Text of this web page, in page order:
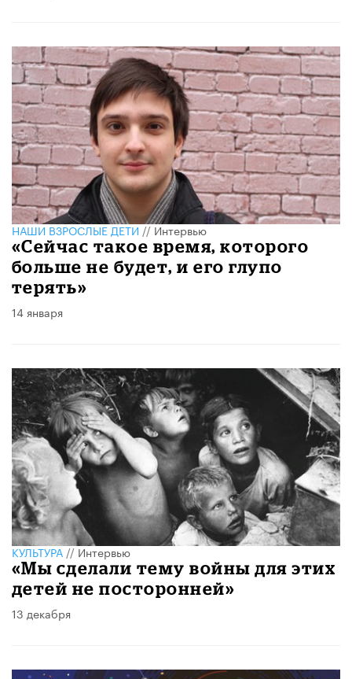
НАШИ ВЗРОСЛЫЕ ДЕТИ//Интервью
«Сейчас такое время, которого
больше не будет, и его глупо
терять»
14 января
КУЛЬТУРА//Интервью
«Мы сделали тему войны для этих
детей не посторонней»
13 декабря